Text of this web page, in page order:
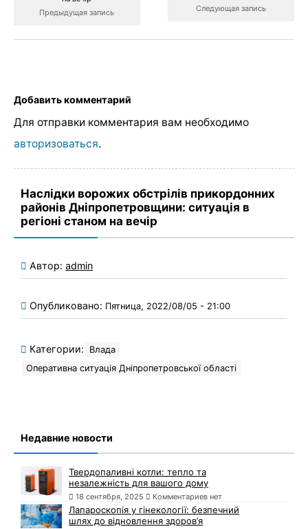
Предыдущая запись
Следующая запись
Добавить комментарий
Для отправки комментария вам необходимо
авторизоваться.
Наслідки ворожих обстрілів прикордонних
районів Дніпропетровщини: ситуація в
регіоні станом на вечір
Автор: admin
Опубликовано: Пятница, 2022/08/05 - 21:00
Категории:
Влада
Оперативна ситуація Дніпропетровської області
Недавние новости
Твердопаливні котли: тепло та
незалежність для вашого дому
18 сентября, 2025 Комментариев нет
Лапароскопія у гінекології: безпечний
шлях до відновлення здоров’я